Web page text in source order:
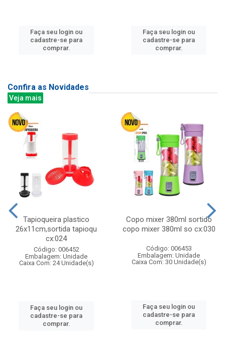
Faça seu login ou
cadastre-se para
comprar.
Faça seu login ou
cadastre-se para
comprar.
Confira as Novidades
Veja mais
Tapioqueira plastico
26x11cm,sortida tapioqu
cx:024
Código: 006452
Embalagem: Unidade
Caixa Com: 24 Unidade(s)
Faça seu login ou
cadastre-se para
comprar.
Copo mixer 380ml sortido
copo mixer 380ml so cx:030
Código: 006453
Embalagem: Unidade
Caixa Com: 30 Unidade(s)
Faça seu login ou
cadastre-se para
comprar.